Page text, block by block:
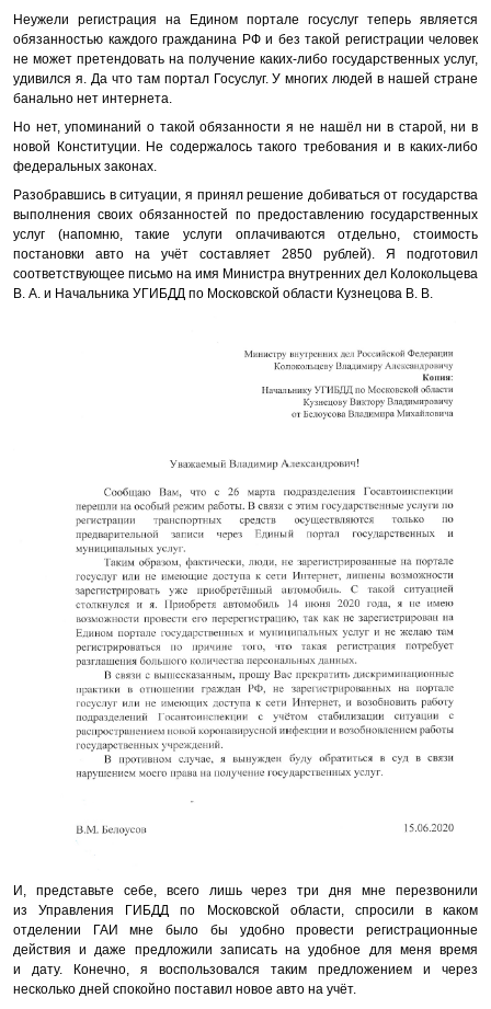
Неужели регистрация на Едином портале госуслуг теперь является
обязанностью каждого гражданина РФ и без такой регистрации человек
не может претендовать на получение каких-либо государственных услуг,
удивился я. Да что там портал Госуслуг. У многих людей в нашей стране
банально нет интернета.
Но нет, упоминаний о такой обязанности я не нашёл ни в старой, ни в
новой Конституции. Не содержалось такого требования и в каких-либо
федеральных законах.
Разобравшись в ситуации, я принял решение добиваться от государства
выполнения своих обязанностей по предоставлению государственных
услуг (напомню, такие услуги оплачиваются отдельно, стоимость
постановки авто на учёт составляет 2850 рублей). Я подготовил
соответствующее письмо на имя Министра внутренних дел Колокольцева
В. А. и Начальника УГИБДД по Московской области Кузнецова В. В.
И, представьте себе, всего лишь через три дня мне перезвонили
из Управления ГИБДД по Московской области, спросили в каком
отделении ГАИ мне было бы удобно провести регистрационные
действия и даже предложили записать на удобное для меня время
и дату. Конечно, я воспользовался таким предложением и через
несколько дней спокойно поставил новое авто на учёт.